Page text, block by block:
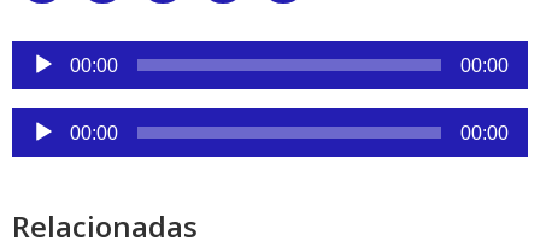
Reproductor
audio
00:00 00:00
Reproductor
de
00:00 00:00
Relacionadas